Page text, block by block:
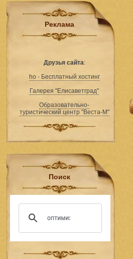
Реклама
Друзья сайта:
ho - Бесплатный хостинг
Галерея "Елисаветград"
Образовательно-
туристический центр "Веста-М"
Поиск